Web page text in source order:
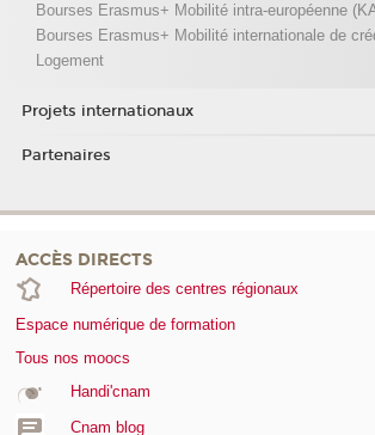
Bourses Erasmus+ Mobilité intra-européenne
Bourses Erasmus+ Mobilité internationale de
Logement
Projets internationaux
Partenaires
ACCÈS DIRECTS
Répertoire des centres régionaux
Espace numérique de formation
Tous nos moocs
Handi'cnam
Cnam blog